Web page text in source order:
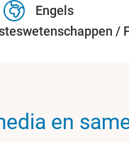
Engels
/
en